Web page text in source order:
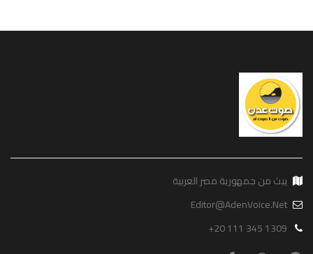
يبث من جمهورية مصر العربية
Editor@AdenVoice.Net
+20 111 345 1309